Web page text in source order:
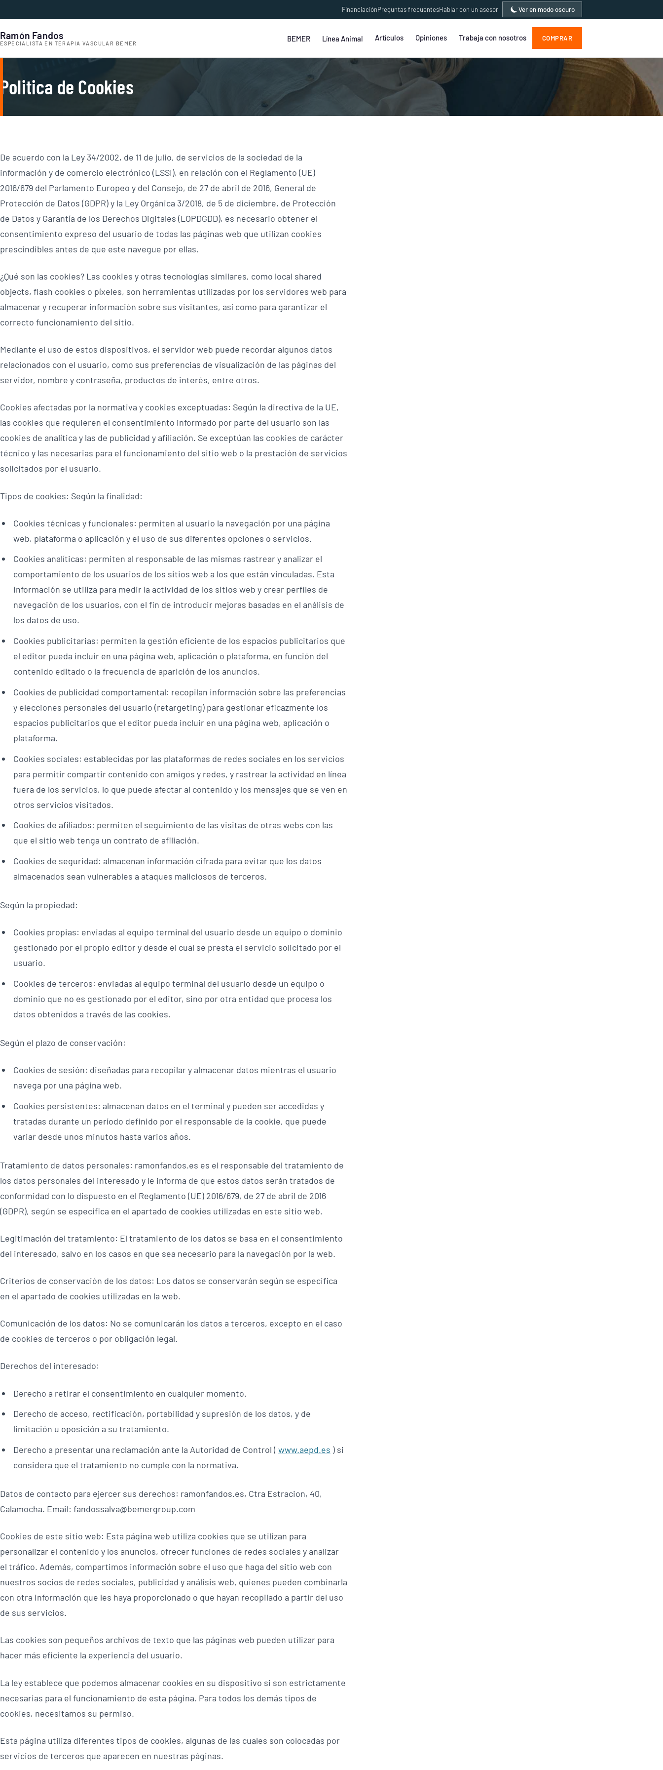
FinanciaciónPreguntas frecuentesHablar con un asesor Ver en modo oscuro
Ramón Fandos
ESPECIALISTA EN TERAPIA VASCULAR BEMER
BEMER Línea Animal Artículos Opiniones Trabaja con nosotros COMPRAR
Politica de Cookies
De acuerdo con la Ley 34/2002, de 11 de julio, de servicios de la sociedad de la
información y de comercio electrónico (LSSI), en relación con el Reglamento (UE)
2016/679 del Parlamento Europeo y del Consejo, de 27 de abril de 2016, General de
Protección de Datos (GDPR) y la Ley Orgánica 3/2018, de 5 de diciembre, de Protección
de Datos y Garantía de los Derechos Digitales (LOPDGDD), es necesario obtener el
consentimiento expreso del usuario de todas las páginas web que utilizan cookies
prescindibles antes de que este navegue por ellas.
¿Qué son las cookies? Las cookies y otras tecnologías similares, como local shared
objects, flash cookies o píxeles, son herramientas utilizadas por los servidores web para
almacenar y recuperar información sobre sus visitantes, así como para garantizar el
correcto funcionamiento del sitio.
Mediante el uso de estos dispositivos, el servidor web puede recordar algunos datos
relacionados con el usuario, como sus preferencias de visualización de las páginas del
servidor, nombre y contraseña, productos de interés, entre otros.
Cookies afectadas por la normativa y cookies exceptuadas: Según la directiva de la UE,
las cookies que requieren el consentimiento informado por parte del usuario son las
cookies de analítica y las de publicidad y afiliación. Se exceptúan las cookies de carácter
técnico y las necesarias para el funcionamiento del sitio web o la prestación de servicios
solicitados por el usuario.
Tipos de cookies: Según la finalidad:
Cookies técnicas y funcionales: permiten al usuario la navegación por una página
web, plataforma o aplicación y el uso de sus diferentes opciones o servicios.
Cookies analíticas: permiten al responsable de las mismas rastrear y analizar el
comportamiento de los usuarios de los sitios web a los que están vinculadas. Esta
información se utiliza para medir la actividad de los sitios web y crear perfiles de
navegación de los usuarios, con el fin de introducir mejoras basadas en el análisis de
los datos de uso.
Cookies publicitarias: permiten la gestión eficiente de los espacios publicitarios que
el editor pueda incluir en una página web, aplicación o plataforma, en función del
contenido editado o la frecuencia de aparición de los anuncios.
Cookies de publicidad comportamental: recopilan información sobre las preferencias
y elecciones personales del usuario (retargeting) para gestionar eficazmente los
espacios publicitarios que el editor pueda incluir en una página web, aplicación o
plataforma.
Cookies sociales: establecidas por las plataformas de redes sociales en los servicios
para permitir compartir contenido con amigos y redes, y rastrear la actividad en línea
fuera de los servicios, lo que puede afectar al contenido y los mensajes que se ven en
otros servicios visitados.
Cookies de afiliados: permiten el seguimiento de las visitas de otras webs con las
que el sitio web tenga un contrato de afiliación.
Cookies de seguridad: almacenan información cifrada para evitar que los datos
almacenados sean vulnerables a ataques maliciosos de terceros.
Según la propiedad:
Cookies propias: enviadas al equipo terminal del usuario desde un equipo o dominio
gestionado por el propio editor y desde el cual se presta el servicio solicitado por el
usuario.
Cookies de terceros: enviadas al equipo terminal del usuario desde un equipo o
dominio que no es gestionado por el editor, sino por otra entidad que procesa los
datos obtenidos a través de las cookies.
Según el plazo de conservación:
Cookies de sesión: diseñadas para recopilar y almacenar datos mientras el usuario
navega por una página web.
Cookies persistentes: almacenan datos en el terminal y pueden ser accedidas y
tratadas durante un período definido por el responsable de la cookie, que puede
variar desde unos minutos hasta varios años.
Tratamiento de datos personales: ramonfandos.es es el responsable del tratamiento de
los datos personales del interesado y le informa de que estos datos serán tratados de
conformidad con lo dispuesto en el Reglamento (UE) 2016/679, de 27 de abril de 2016
(GDPR), según se especifica en el apartado de cookies utilizadas en este sitio web.
Legitimación del tratamiento: El tratamiento de los datos se basa en el consentimiento
del interesado, salvo en los casos en que sea necesario para la navegación por la web.
Criterios de conservación de los datos: Los datos se conservarán según se especifica
en el apartado de cookies utilizadas en la web.
Comunicación de los datos: No se comunicarán los datos a terceros, excepto en el caso
de cookies de terceros o por obligación legal.
Derechos del interesado:
Derecho a retirar el consentimiento en cualquier momento.
Derecho de acceso, rectificación, portabilidad y supresión de los datos, y de
limitación u oposición a su tratamiento.
Derecho a presentar una reclamación ante la Autoridad de Control ( www.aepd.es ) si
considera que el tratamiento no cumple con la normativa.
Datos de contacto para ejercer sus derechos: ramonfandos.es, Ctra Estracion, 40,
Calamocha. Email: fandossalva@bemergroup.com
Cookies de este sitio web: Esta página web utiliza cookies que se utilizan para
personalizar el contenido y los anuncios, ofrecer funciones de redes sociales y analizar
el tráfico. Además, compartimos información sobre el uso que haga del sitio web con
nuestros socios de redes sociales, publicidad y análisis web, quienes pueden combinarla
con otra información que les haya proporcionado o que hayan recopilado a partir del uso
de sus servicios.
Las cookies son pequeños archivos de texto que las páginas web pueden utilizar para
hacer más eficiente la experiencia del usuario.
La ley establece que podemos almacenar cookies en su dispositivo si son estrictamente
necesarias para el funcionamiento de esta página. Para todos los demás tipos de
cookies, necesitamos su permiso.
Esta página utiliza diferentes tipos de cookies, algunas de las cuales son colocadas por
servicios de terceros que aparecen en nuestras páginas.